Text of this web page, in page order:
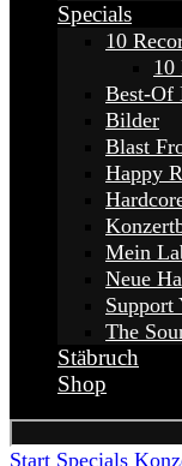
Specials
10
10
Best-Of
Bilder
Blast
Happy
Mein
Neue
Support
The
Stäbruch
Shop
Start Specials